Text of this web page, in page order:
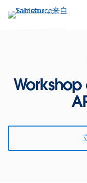
转
Workshop